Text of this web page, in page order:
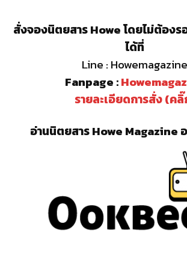
สั่งจองนิตยสาร Howe โดยไม่ต้อง
ได้ที่
Line : Howemagazine
Fanpage :
รายละเอียดการสั่ง (ค
อ่านนิตยสาร Howe Magazine